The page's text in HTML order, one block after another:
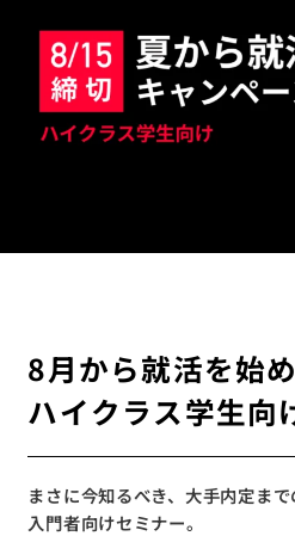
8月から就活を始
ハイクラス学生向
まさに今知るべき、大手内定ま
入門者向けセミナー。